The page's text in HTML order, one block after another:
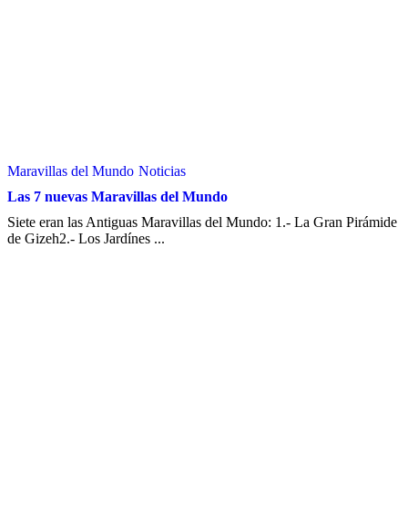
Maravillas del Mundo Noticias
Las 7 nuevas Maravillas del Mundo
Siete eran las Antiguas Maravillas del Mundo: 1.- La Gran Pirámide
de Gizeh2.- Los Jardínes ...